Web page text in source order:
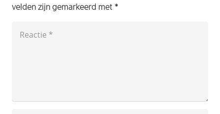
velden zijn gemarkeerd met *